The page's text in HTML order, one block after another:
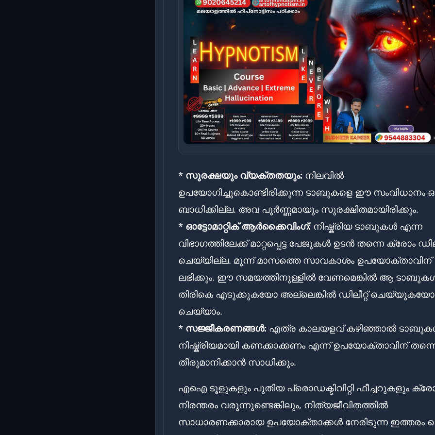
* സുരക്ഷയും വ്യക്തതയും: നിലവിൽ
ഉപയോഗിച്ചുകൊണ്ടിരിക്കുന്ന ടാബുകളെ ഈ സംവിധാനം
ബാധിക്കില്ല. അവ പൂർണ്ണമായും സുരക്ഷിതമായിരിക്കും.
* ഓട്ടോമാറ്റിക് ആർക്കൈവിംഗ്: നിഷ്ക്രിയ ടാബുകൾ എന്ന
വിഭാഗത്തിലേക്ക് മാറ്റപ്പെട്ട പേജുകൾ ഉടൻ തന്നെ ക്രോം
ചെയ്യില്ല. മൂന്ന് മാസത്തെ സാവകാശം ഉപയോക്താവിന്
ലഭിക്കും. ഈ സമയത്തിനുള്ളിൽ വേണമെങ്കിൽ ആ
തിരികെ എടുക്കുകയോ അല്ലെങ്കിൽ ഡിലീറ്റ് ചെയ്യുകയോ
ചെയ്യാം.
* സജ്ജീകരണങ്ങൾ: എത്ര കാലയളവ് കഴിഞ്ഞാൽ
നിഷ്ക്രിയമായി കണക്കാക്കണം എന്ന് ഉപയോക്താവിന്
തീരുമാനിക്കാൻ സാധിക്കും.
എഐ ടൂളുകളും പുതിയ പ്രൊഡക്ടിവിറ്റി ഫീച്ചറുകളും
നിരന്തരം വരുന്നുണ്ടെങ്കിലും, നിത്യജീവിതത്തിൽ
സാധാരണക്കാരായ ഉപയോക്താക്കൾ നേരിടുന്ന ഇത്തരം